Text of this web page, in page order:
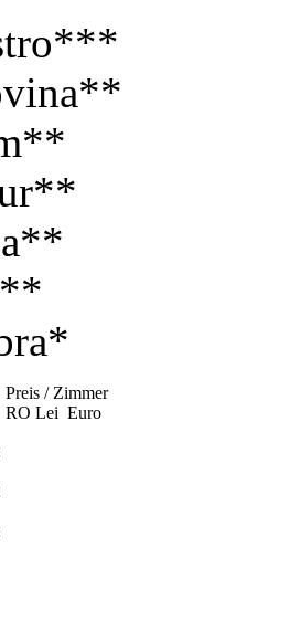
Preis / Zimmer
RO Lei Euro